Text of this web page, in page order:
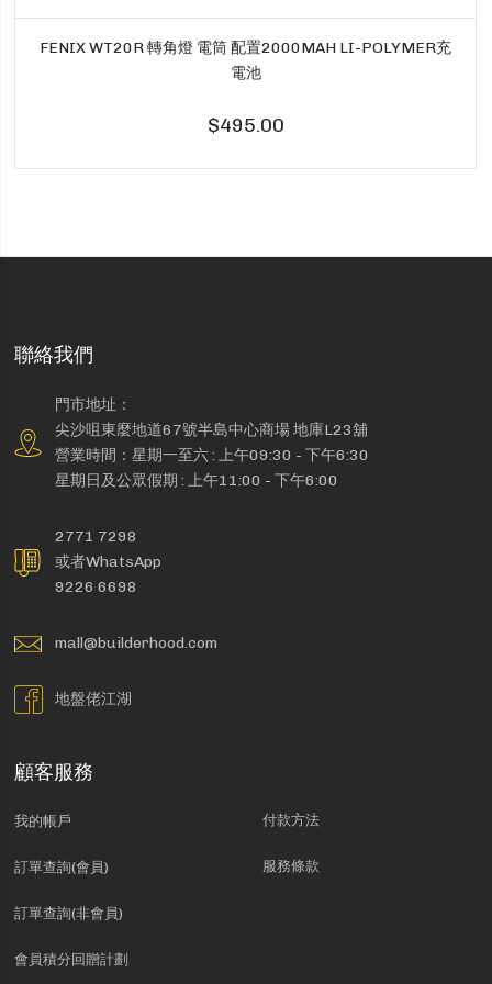
FENIX WT20R 轉角燈 電筒 配置2000MAH LI-POLYMER充
電池
$495.00
聯絡我們
門市地址：
尖沙咀東麼地道67號半島中心商場 地庫L23舖
營業時間：星期一至六 : 上午09:30 - 下午6:30
星期日及公眾假期 : 上午11:00 - 下午6:00
2771 7298
或者WhatsApp
9226 6698
mall@builderhood.com
地盤佬江湖
顧客服務
我的帳戶
訂單查詢(會員)
訂單查詢(非會員)
會員積分回贈計劃
付款方法
服務條款